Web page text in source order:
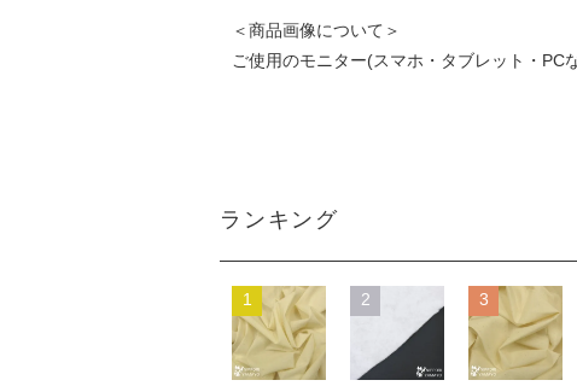
＜商品画像について＞
ご使用のモニター(スマホ・タブレット・PC
ランキング
1 2 3